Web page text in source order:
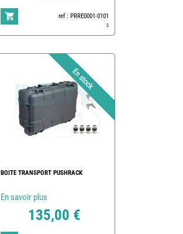
ref : PRRE0001-0101
2
BOITE TRANSPORT PUSHRACK
En savoir plus
135,00 €